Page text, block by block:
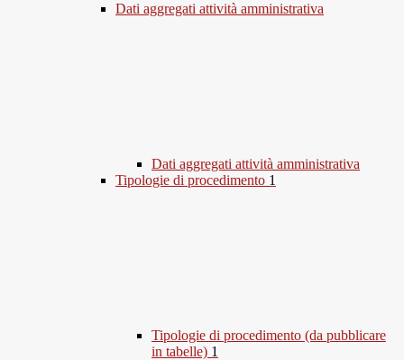
Dati aggregati attività amministrativa
Dati aggregati attività amministrativa
Tipologie di procedimento 1
Tipologie di procedimento (da pubblicare
in tabelle) 1